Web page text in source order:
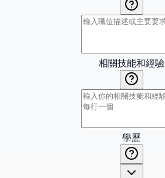
相關技能和經驗
學歷